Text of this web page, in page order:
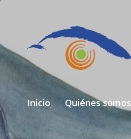
Inicio Quiénes somos